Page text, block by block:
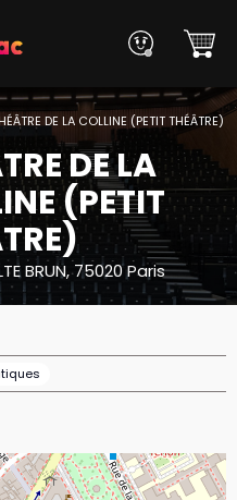
DE LA COLLINE (PETIT THÉÂTRE)
DE LA
(PETIT
BRUN, 75020 Paris